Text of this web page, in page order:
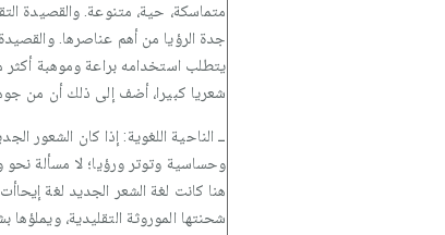
متماسكة، حية، متنوعة. والقصيدة
جدة الرؤيا من أهم عناصرها.
يتطلب استخدامه براعة وموهبة أكثر
شعريا كبيرا، أضف إلى ذلك أن من
ــ الناحية اللغوية: إذا كان الشعور
وحساسية وتوتر ورؤيا؛ لا مسألة نحو
هنا كانت لغة الشعر الجديد لغة
شحنتها الموروثة التقليدية،